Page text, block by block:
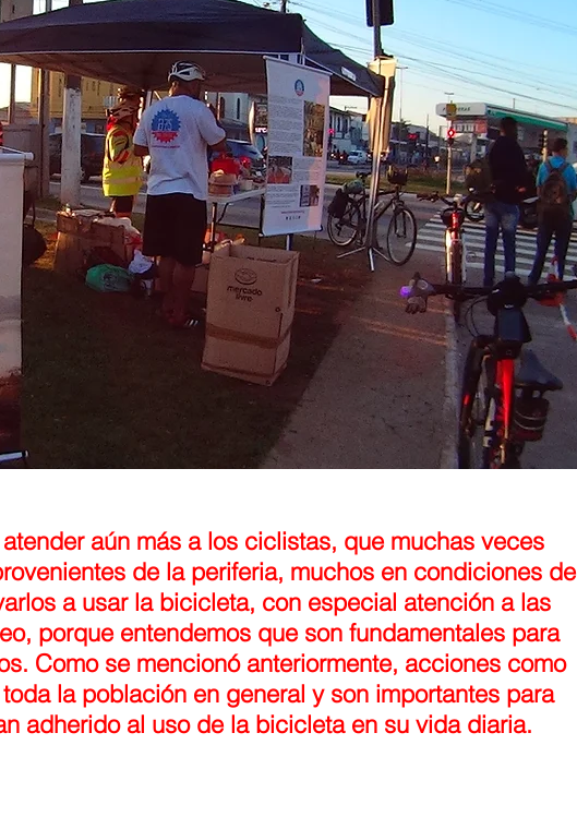
aún más a los ciclistas, que muchas veces
de la periferia, muchos en condiciones de
a usar la bicicleta, con especial atención a las
porque entendemos que son fundamentales para
Como se mencionó anteriormente, acciones como
la población en general y son importantes para
adherido al uso de la bicicleta en su vida diaria.